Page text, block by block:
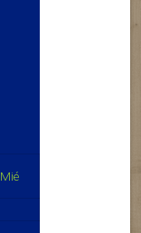
Mié